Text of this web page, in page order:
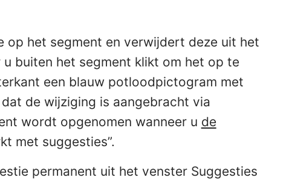
het segment en verwijdert deze uit het
u buiten het segment klikt om het op te
een blauw potloodpictogram met
de wijziging is aangebracht via
wordt opgenomen wanneer u de
met suggesties”.
permanent uit het venster Suggesties